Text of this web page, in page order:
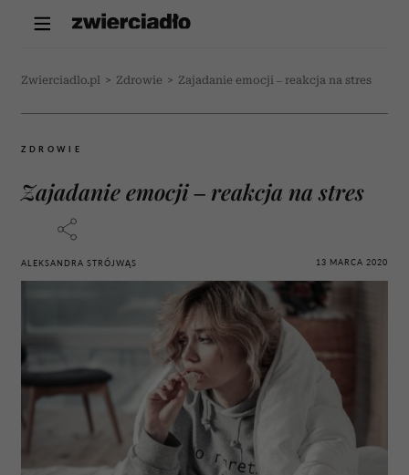
Zwierciadlo.pl > Zdrowie > Zajadanie emocji – reakcja na stres
ZDROWIE
Zajadanie emocji – reakcja na stres
ALEKSANDRA STRÓJWĄS 13 MARCA 2020